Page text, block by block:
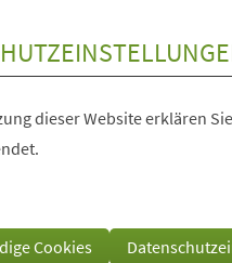
dieser Website erklären
Cookies